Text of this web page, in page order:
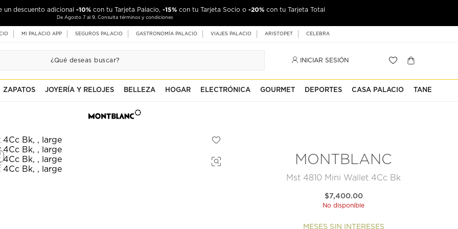
un descuento adicional -10% con tu Tarjeta Palacio, -15% con tu Tarjeta Socio o -20% con tu Tarjeta Total
De Agosto 7 al 9. Consulta términos y condiciones
MI PALACIO APP SEGUROS PALACIO GASTRONOMÍA PALACIO VIAJES PALACIO ARISTOPET CELEBRA
INICIAR SESIÓN
ZAPATOS JOYERÍA Y RELOJES BELLEZA HOGAR ELECTRÓNICA GOURMET DEPORTES CASA PALACIO TANE
MONTBLANC
Mst 4810 Mini Wallet 4Cc Bk
$7,400.00
No disponible
MESES SIN INTERESES